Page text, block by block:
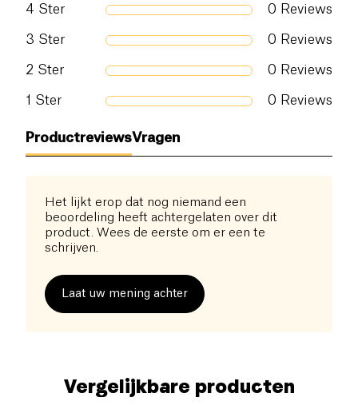
4 Ster 0 Reviews
3 Ster 0 Reviews
2 Ster 0 Reviews
1 Ster 0 Reviews
ProductreviewsVragen
Het lijkt erop dat nog niemand een
beoordeling heeft achtergelaten over dit
product. Wees de eerste om er een te
schrijven.
Laat uw mening achter
Vergelijkbare producten